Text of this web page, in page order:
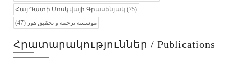
Հայ Դատի Մոսկվայի Գրասենյակ (75)
موسسه ترجمه و تحقیق هور (47)
Հրատարակություններ / Publications